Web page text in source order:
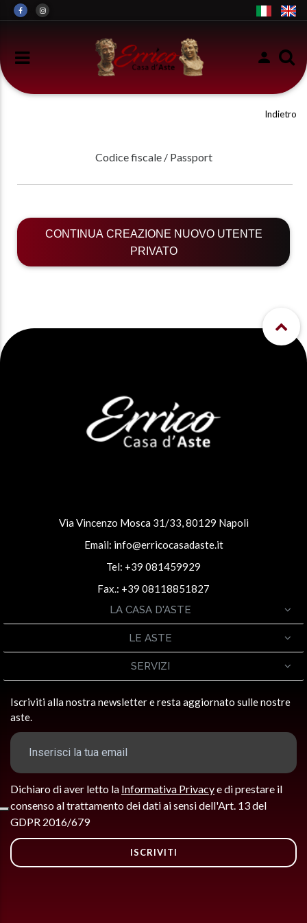
Indietro
Codice fiscale / Passport
Via Vincenzo Mosca 31/33, 80129 Napoli
Email: info@erricocasadaste.it
Tel: +39 081459929
Fax.: +39 08118851827
LA CASA D'ASTE
LE ASTE
SERVIZI
Iscriviti alla nostra newsletter e resta aggiornato sulle nostre
aste.
Dichiaro di aver letto la Informativa Privacye di prestare il
consenso al trattamento dei dati ai sensi dell'Art. 13 del
GDPR 2016/679
ISCRIVITI